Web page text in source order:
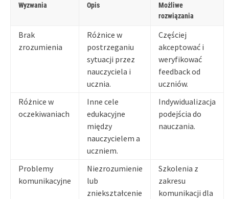
Wyzwania Opis
Możliwe
rozwiązania
Brak
zrozumienia
Różnice w
postrzeganiu
sytuacji przez
nauczyciela i
ucznia.
Częściej
akceptować i
weryfikować
feedback od
uczniów.
Różnice w
oczekiwaniach
Inne cele
edukacyjne
między
nauczycielem a
uczniem.
Indywidualizacja
podejścia do
nauczania.
Problemy
komunikacyjne
Niezrozumienie
lub
zniekształcenie
Szkolenia z
zakresu
komunikacji dla